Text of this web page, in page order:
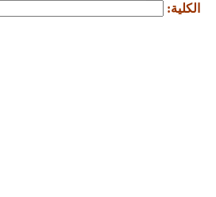
الكلية: